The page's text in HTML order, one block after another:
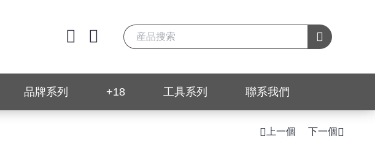
品牌系列 +18 工具系列 聯系我們
上一個 下一個